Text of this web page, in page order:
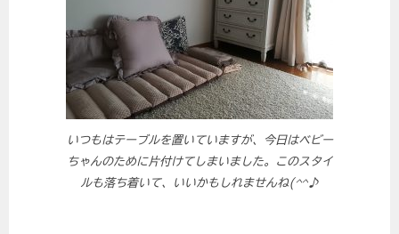
いつもはテーブルを置いていますが、今日はベビー
ちゃんのために片付けてしまいました。このスタイ
ルも落ち着いて、いいかもしれませんね(^^♪